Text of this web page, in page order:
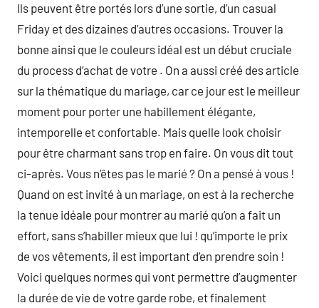
Ils peuvent être portés lors d’une sortie, d’un casual
Friday et des dizaines d’autres occasions. Trouver la
bonne ainsi que le couleurs idéal est un début cruciale
du process d’achat de votre . On a aussi créé des article
sur la thématique du mariage, car ce jour est le meilleur
moment pour porter une habillement élégante,
intemporelle et confortable. Mais quelle look choisir
pour être charmant sans trop en faire. On vous dit tout
ci-après. Vous n’êtes pas le marié ? On a pensé à vous !
Quand on est invité à un mariage, on est à la recherche
la tenue idéale pour montrer au marié qu’on a fait un
effort, sans s’habiller mieux que lui ! qu’importe le prix
de vos vêtements, il est important d’en prendre soin !
Voici quelques normes qui vont permettre d’augmenter
la durée de vie de votre garde robe, et finalement